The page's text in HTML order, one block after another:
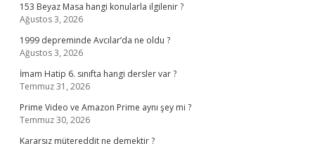
153 Beyaz Masa hangi konularla ilgilenir ?
Ağustos 3, 2026
1999 depreminde Avcılar’da ne oldu ?
Ağustos 3, 2026
İmam Hatip 6. sınıfta hangi dersler var ?
Temmuz 31, 2026
Prime Video ve Amazon Prime aynı şey mi ?
Temmuz 30, 2026
Kararsız mütereddit ne demektir ?